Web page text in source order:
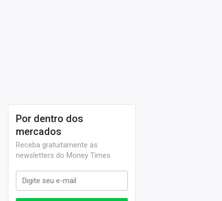
Por dentro dos
mercados
Receba gratuitamente as
newsletters do Money Times